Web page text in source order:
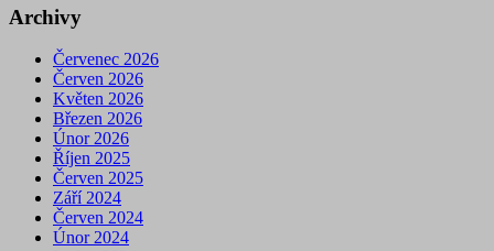
Archivy
Červenec 2026
Červen 2026
Květen 2026
Březen 2026
Únor 2026
Říjen 2025
Červen 2025
Září 2024
Červen 2024
Únor 2024